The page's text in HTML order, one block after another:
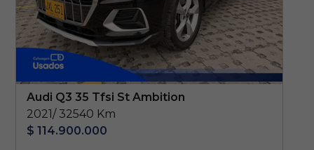
Audi Q3 35 Tfsi St Ambition
2021/ 32540 Km
$ 114.900.000